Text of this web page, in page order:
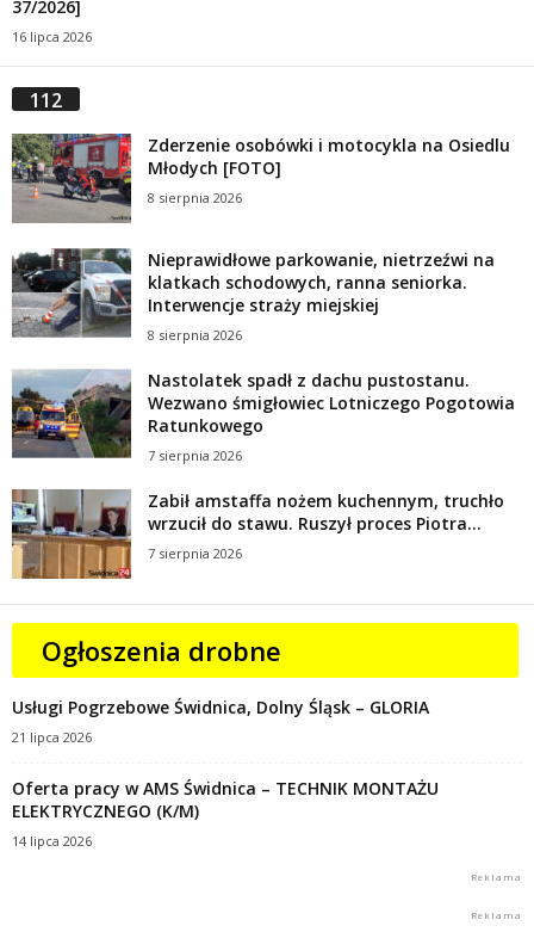
37/2026]
16 lipca 2026
112
Zderzenie osobówki i motocykla na Osiedlu
Młodych [FOTO]
8 sierpnia 2026
Nieprawidłowe parkowanie, nietrzeźwi na
klatkach schodowych, ranna seniorka.
Interwencje straży miejskiej
8 sierpnia 2026
Nastolatek spadł z dachu pustostanu.
Wezwano śmigłowiec Lotniczego Pogotowia
Ratunkowego
7 sierpnia 2026
Zabił amstaffa nożem kuchennym, truchło
wrzucił do stawu. Ruszył proces Piotra...
7 sierpnia 2026
Ogłoszenia drobne
Usługi Pogrzebowe Świdnica, Dolny Śląsk – GLORIA
21 lipca 2026
Oferta pracy w AMS Świdnica – TECHNIK MONTAŻU
ELEKTRYCZNEGO (K/M)
14 lipca 2026